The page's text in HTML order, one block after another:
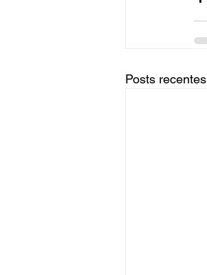
Posts recentes